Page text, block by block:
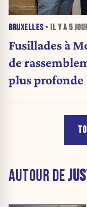
BRUXELLES• IL Y A 5
Fusillades à
de
plus profonde
AUTOUR DE